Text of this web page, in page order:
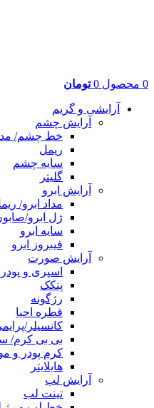
0 محصول 0 تومان
آرایشی و گریم
آرایش چشم
خط چشم/
ریمل
سایه چشم
گلیتر
آرایش ابرو
مداد ابرو/
ژل ابرو/
سایه ابرو
فیبروز ابرو
آرایش صورت
اسپری و
پنکک
رژگونه
قطره احیا
کانسیلر/
بی بی کرم/
کرم پودر و
هایلایتر
آرایش لب
تینت لب